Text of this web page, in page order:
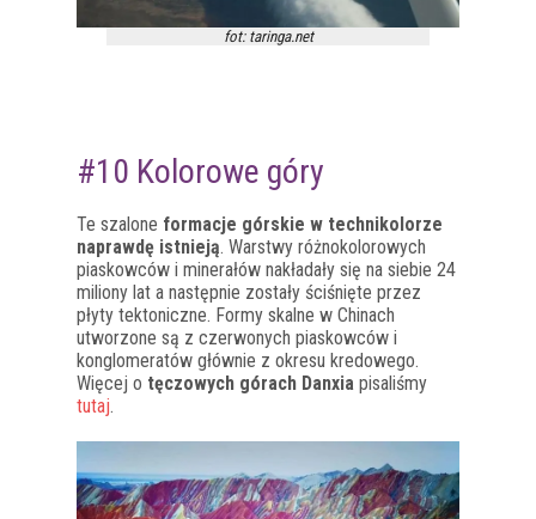
fot: taringa.net
#10 Kolorowe góry
Te szalone formacje górskie w technikolorze
naprawdę istnieją. Warstwy różnokolorowych
piaskowców i minerałów nakładały się na siebie 24
miliony lat a następnie zostały ściśnięte przez
płyty tektoniczne. Formy skalne w Chinach
utworzone są z czerwonych piaskowców i
konglomeratów głównie z okresu kredowego.
Więcej o tęczowych górach Danxia pisaliśmy
tutaj.